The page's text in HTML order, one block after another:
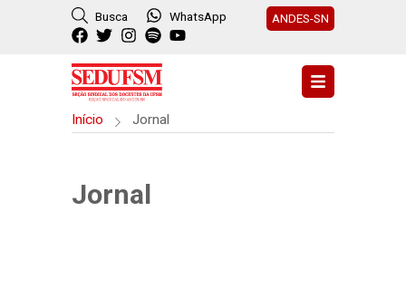
Busca WhatsApp ANDES-SN
Início Jornal
Jornal